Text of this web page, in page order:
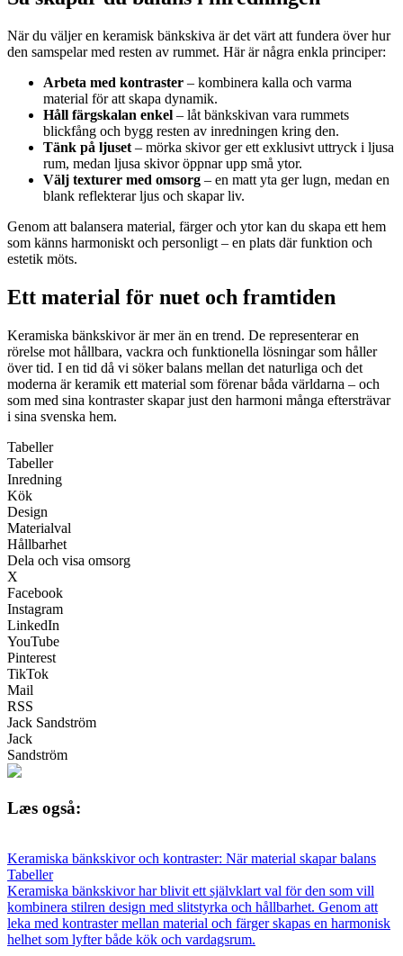
När du väljer en keramisk bänkskiva är det värt att fundera över hur
den samspelar med resten av rummet. Här är några enkla principer:
Arbeta med kontraster – kombinera kalla och varma
material för att skapa dynamik.
Håll färgskalan enkel – låt bänkskivan vara rummets
blickfång och bygg resten av inredningen kring den.
Tänk på ljuset – mörka skivor ger ett exklusivt uttryck i ljusa
rum, medan ljusa skivor öppnar upp små ytor.
Välj texturer med omsorg – en matt yta ger lugn, medan en
blank reflekterar ljus och skapar liv.
Genom att balansera material, färger och ytor kan du skapa ett hem
som känns harmoniskt och personligt – en plats där funktion och
estetik möts.
Ett material för nuet och framtiden
Keramiska bänkskivor är mer än en trend. De representerar en
rörelse mot hållbara, vackra och funktionella lösningar som håller
över tid. I en tid då vi söker balans mellan det naturliga och det
moderna är keramik ett material som förenar båda världarna – och
som med sina kontraster skapar just den harmoni många eftersträvar
i sina svenska hem.
Tabeller
Tabeller
Inredning
Kök
Design
Materialval
Hållbarhet
Dela och visa omsorg
X
Facebook
Instagram
LinkedIn
YouTube
Pinterest
TikTok
Mail
RSS
Jack Sandström
Jack
Sandström
Læs også:
Keramiska bänkskivor och kontraster: När material skapar balans
Tabeller
Keramiska bänkskivor har blivit ett självklart val för den som vill
kombinera stilren design med slitstyrka och hållbarhet. Genom att
leka med kontraster mellan material och färger skapas en harmonisk
helhet som lyfter både kök och vardagsrum.